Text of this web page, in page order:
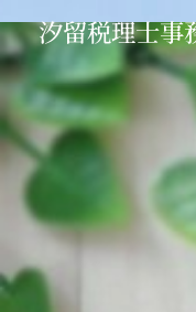
汐留税理士事